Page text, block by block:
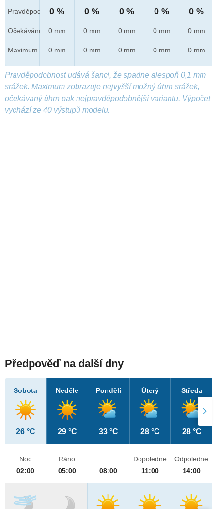
Pravděpod.
Očekáváno
Maximum
0 %
0 mm
0 mm
0 %
0 mm
0 mm
0 %
0 mm
0 mm
0 %
0 mm
0 mm
0 %
0 mm
0 mm
Pravděpodobnost udává šanci, že spadne alespoň 0,1 mm
srážek. Maximum zobrazuje nejvyšší možný úhrn srážek,
očekávaný úhrn pak nejpravděpodobnější variantu. Výpočet
vychází ze 40 výstupů modelu.
Předpověď na další dny
Sobota
26 °C
Neděle
29 °C
Pondělí
33 °C
Úterý
28 °C
Středa
28 °C
Noc
02:00
Ráno
05:00
08:00
Dopoledne
11:00
Odpoledne
14:00